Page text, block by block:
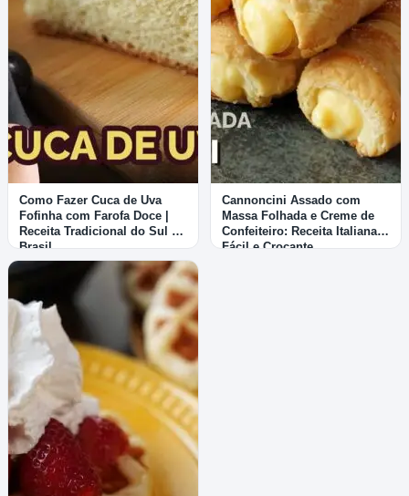
Como Fazer Cuca de Uva
Fofinha com Farofa Doce |
Receita Tradicional do Sul do
Brasil
Cannoncini Assado com
Massa Folhada e Creme de
Confeiteiro: Receita Italiana
Fácil e Crocante